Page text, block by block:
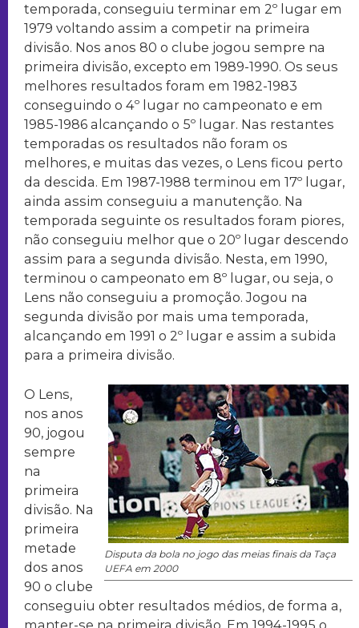
temporada, conseguiu terminar em 2º lugar em
1979 voltando assim a competir na primeira
divisão. Nos anos 80 o clube jogou sempre na
primeira divisão, excepto em 1989-1990. Os seus
melhores resultados foram em 1982-1983
conseguindo o 4º lugar no campeonato e em
1985-1986 alcançando o 5º lugar. Nas restantes
temporadas os resultados não foram os
melhores, e muitas das vezes, o Lens ficou perto
da descida. Em 1987-1988 terminou em 17º lugar,
ainda assim conseguiu a manutenção. Na
temporada seguinte os resultados foram piores,
não conseguiu melhor que o 20º lugar descendo
assim para a segunda divisão. Nesta, em 1990,
terminou o campeonato em 8º lugar, ou seja, o
Lens não conseguiu a promoção. Jogou na
segunda divisão por mais uma temporada,
alcançando em 1991 o 2º lugar e assim a subida
para a primeira divisão.
Disputa da bola no jogo das meias finais da Taça
UEFA em 2000
O Lens,
nos anos
90, jogou
sempre
na
primeira
divisão. Na
primeira
metade
dos anos
90 o clube
conseguiu obter resultados médios, de forma a,
manter-se na primeira divisão. Em 1994-1995 o